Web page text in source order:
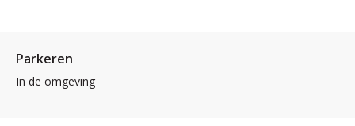
Parkeren
In de omgeving